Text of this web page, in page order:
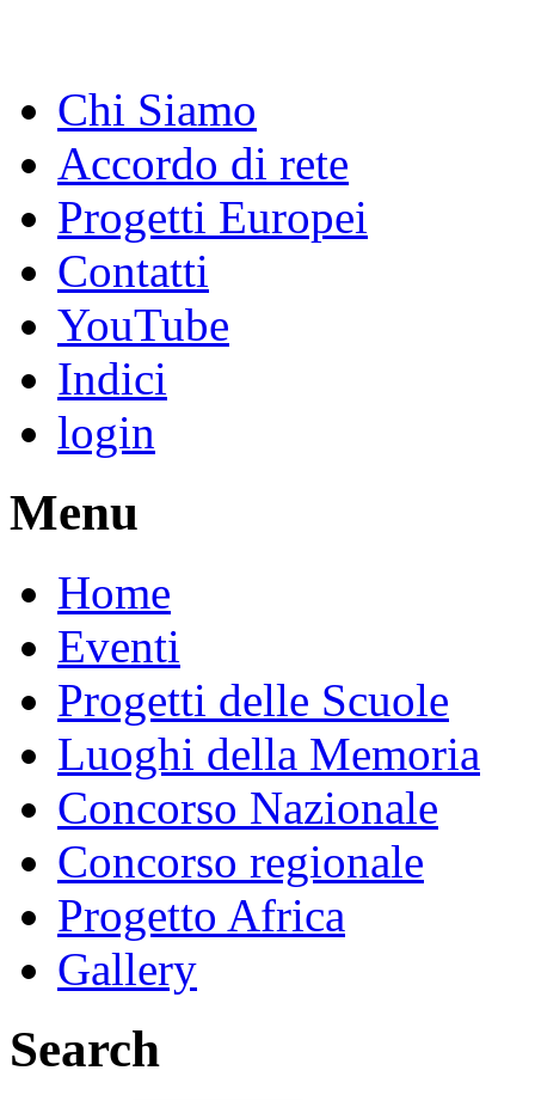
Chi Siamo
Accordo di rete
Progetti Europei
Contatti
YouTube
Indici
login
Menu
Home
Eventi
Progetti delle Scuole
Luoghi della Memoria
Concorso Nazionale
Concorso regionale
Progetto Africa
Gallery
Search